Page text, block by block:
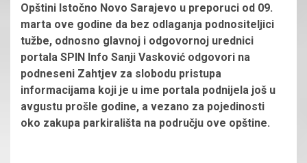
Opštini Istočno Novo Sarajevo u preporuci od 09.
marta ove godine da bez odlaganja podnositeljici
tužbe, odnosno glavnoj i odgovornoj urednici
portala SPIN Info Sanji Vasković odgovori na
podneseni Zahtjev za slobodu pristupa
informacijama koji je u ime portala podnijela još u
avgustu prošle godine, a vezano za pojedinosti
oko zakupa parkirališta na području ove opštine.